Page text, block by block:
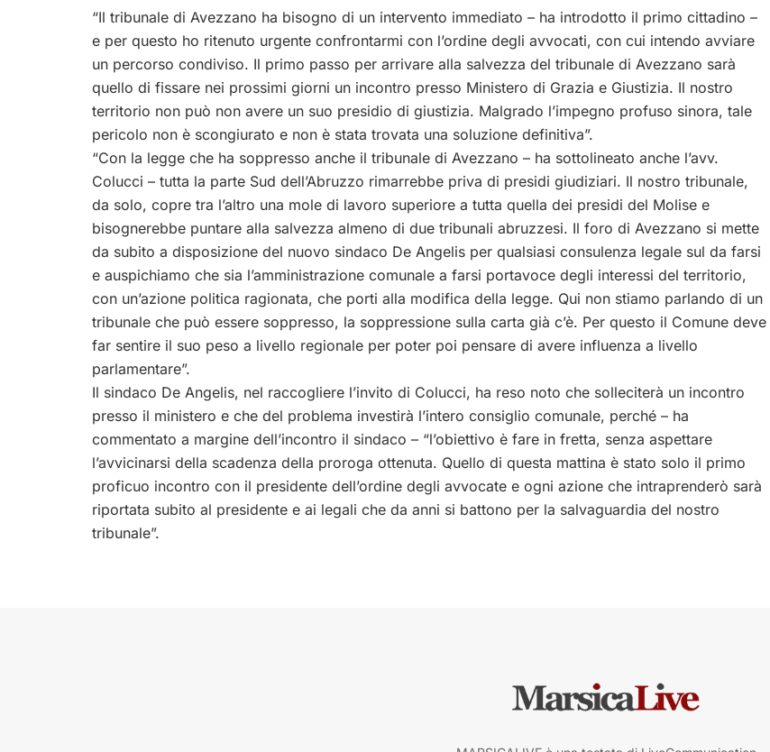
“Il tribunale di Avezzano ha bisogno di un intervento immediato – ha introdotto il primo cittadino –
e per questo ho ritenuto urgente confrontarmi con l’ordine degli avvocati, con cui intendo avviare
un percorso condiviso. Il primo passo per arrivare alla salvezza del tribunale di Avezzano sarà
quello di fissare nei prossimi giorni un incontro presso Ministero di Grazia e Giustizia. Il nostro
territorio non può non avere un suo presidio di giustizia. Malgrado l’impegno profuso sinora, tale
pericolo non è scongiurato e non è stata trovata una soluzione definitiva”.
“Con la legge che ha soppresso anche il tribunale di Avezzano – ha sottolineato anche l’avv.
Colucci – tutta la parte Sud dell’Abruzzo rimarrebbe priva di presidi giudiziari. Il nostro tribunale,
da solo, copre tra l’altro una mole di lavoro superiore a tutta quella dei presidi del Molise e
bisognerebbe puntare alla salvezza almeno di due tribunali abruzzesi. Il foro di Avezzano si mette
da subito a disposizione del nuovo sindaco De Angelis per qualsiasi consulenza legale sul da farsi
e auspichiamo che sia l’amministrazione comunale a farsi portavoce degli interessi del territorio,
con un’azione politica ragionata, che porti alla modifica della legge. Qui non stiamo parlando di un
tribunale che può essere soppresso, la soppressione sulla carta già c’è. Per questo il Comune deve
far sentire il suo peso a livello regionale per poter poi pensare di avere influenza a livello
parlamentare”.
Il sindaco De Angelis, nel raccogliere l’invito di Colucci, ha reso noto che solleciterà un incontro
presso il ministero e che del problema investirà l’intero consiglio comunale, perché – ha
commentato a margine dell’incontro il sindaco – “l’obiettivo è fare in fretta, senza aspettare
l’avvicinarsi della scadenza della proroga ottenuta. Quello di questa mattina è stato solo il primo
proficuo incontro con il presidente dell’ordine degli avvocate e ogni azione che intraprenderò sarà
riportata subito al presidente e ai legali che da anni si battono per la salvaguardia del nostro
tribunale”.